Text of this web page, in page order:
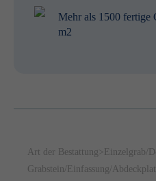
Mehr als 1500 fertige
m2
Art der Bestattung > Einzelgrab/
Grabstein/Einfassung/